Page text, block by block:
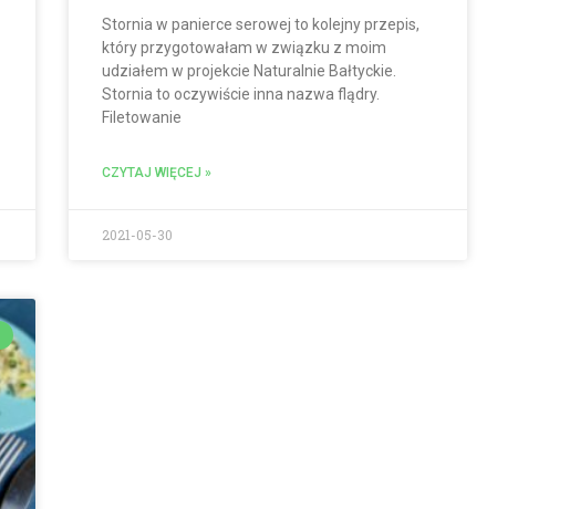
Stornia w panierce serowej to kolejny przepis,
który przygotowałam w związku z moim
udziałem w projekcie Naturalnie Bałtyckie.
Stornia to oczywiście inna nazwa flądry.
Filetowanie
CZYTAJ WIĘCEJ »
2021-05-30